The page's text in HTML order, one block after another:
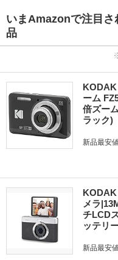
いまAmazonで注目さ
品
KODAK
ーム
倍ズー
ラック)
新品最安値
KODAK
メラ
チLCD
ッテリ
新品最安値